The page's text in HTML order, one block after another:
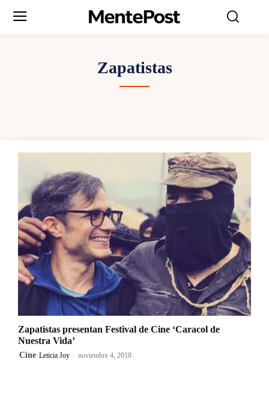
Zapatistas
Zapatistas presentan Festival de Cine ‘Caracol de
Nuestra Vida’
Cine Leticia Joy - noviembre 4, 2018